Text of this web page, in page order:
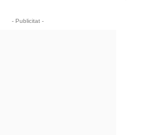
- Publicitat -